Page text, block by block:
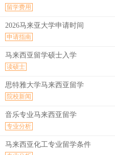
留学费用
2026马来亚大学申请时间
申请指南
马来西亚留学硕士入学
读硕士
思特雅大学马来西亚留学
院校新闻
音乐专业马来西亚留学
专业分析
马来西亚化工专业留学条件